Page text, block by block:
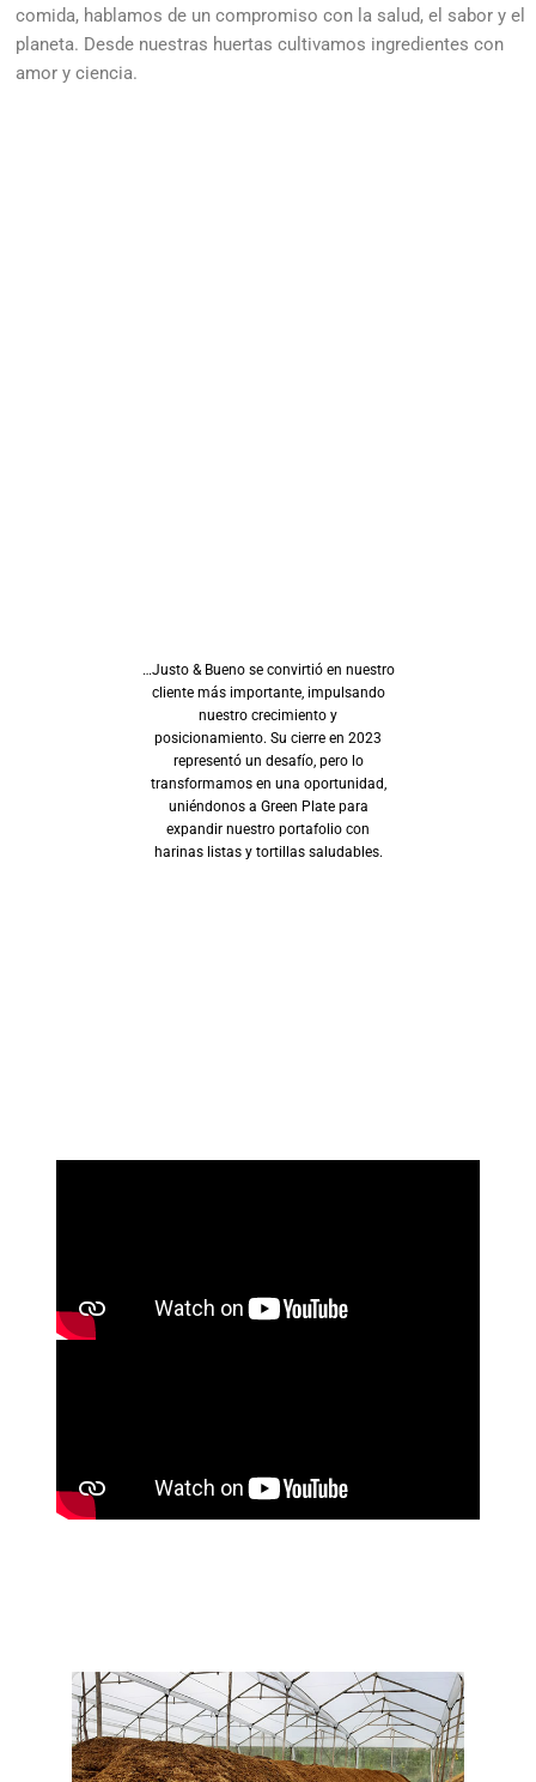
comida, hablamos de un compromiso con la salud, el sabor y el
planeta. Desde nuestras huertas cultivamos ingredientes con
amor y ciencia.
…Justo & Bueno se convirtió en nuestro
cliente más importante, impulsando
nuestro crecimiento y
posicionamiento. Su cierre en 2023
representó un desafío, pero lo
transformamos en una oportunidad,
uniéndonos a Green Plate para
expandir nuestro portafolio con
harinas listas y tortillas saludables.